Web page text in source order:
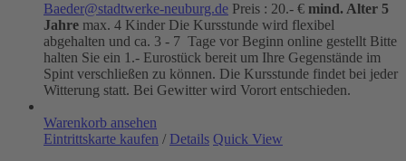
Baeder@stadtwerke-neuburg.de Preis : 20.- € mind. Alter 5
Jahre max. 4 Kinder Die Kursstunde wird flexibel
abgehalten und ca. 3 - 7 Tage vor Beginn online gestellt Bitte
halten Sie ein 1.- Eurostück bereit um Ihre Gegenstände im
Spint verschließen zu können. Die Kursstunde findet bei jeder
Witterung statt. Bei Gewitter wird Vorort entschieden.
Warenkorb ansehen
Eintrittskarte kaufen / Details Quick View